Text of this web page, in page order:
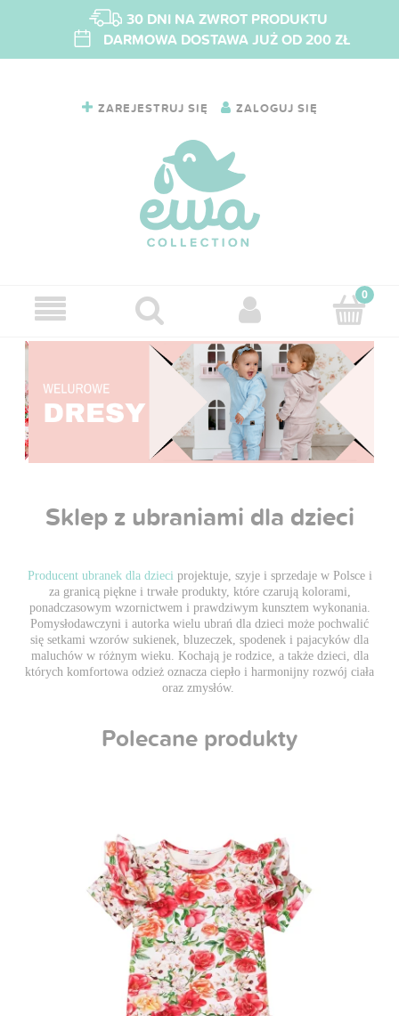
30 DNI NA ZWROT PRODUKTU
DARMOWA DOSTAWA JUŻ OD 200 ZŁ
ZAREJESTRUJ SIĘ ZALOGUJ SIĘ
Sklep z ubraniami dla dzieci
Producent ubranek dla dzieciprojektuje, szyje i sprzedaje w Polsce i
za granicą piękne i trwałe produkty, które czarują kolorami,
ponadczasowym wzornictwem i prawdziwym kunsztem wykonania.
Pomysłodawczyni i autorka wielu ubrań dla dzieci może pochwalić
się setkami wzorów sukienek, bluzeczek, spodenek i pajacyków dla
maluchów w różnym wieku. Kochają je rodzice, a także dzieci, dla
których komfortowa odzież oznacza ciepło i harmonijny rozwój ciała
oraz zmysłów.
Polecane produkty